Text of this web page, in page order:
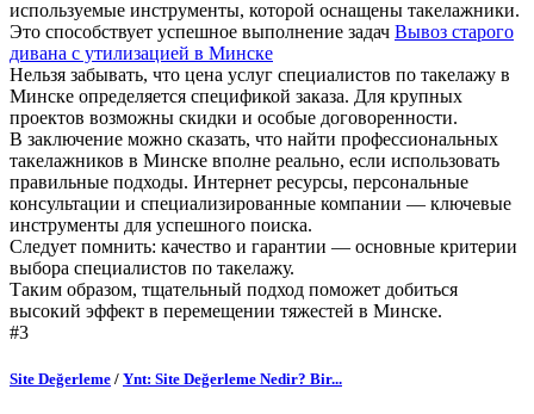
используемые инструменты, которой оснащены такелажники.
Это способствует успешное выполнение задач Вывоз старого
дивана с утилизацией в Минске
Нельзя забывать, что цена услуг специалистов по такелажу в
Минске определяется спецификой заказа. Для крупных
проектов возможны скидки и особые договоренности.
В заключение можно сказать, что найти профессиональных
такелажников в Минске вполне реально, если использовать
правильные подходы. Интернет ресурсы, персональные
консультации и специализированные компании — ключевые
инструменты для успешного поиска.
Следует помнить: качество и гарантии — основные критерии
выбора специалистов по такелажу.
Таким образом, тщательный подход поможет добиться
высокий эффект в перемещении тяжестей в Минске.
#3
Site Değerleme / Ynt: Site Değerleme Nedir? Bir...